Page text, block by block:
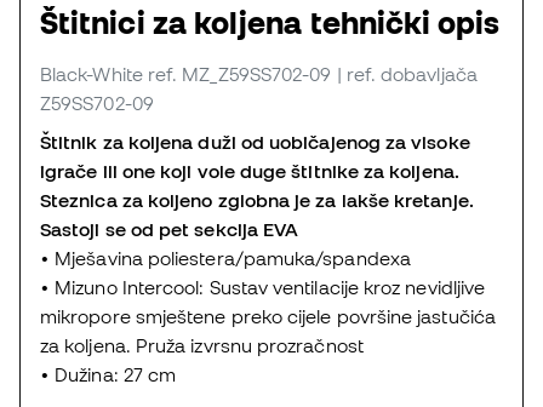
Štitnici za koljena tehnički opis
Black-White ref. MZ_Z59SS702-09 | ref. dobavljača
Z59SS702-09
Štitnik za koljena duži od uobičajenog za visoke
igrače ili one koji vole duge štitnike za koljena.
Steznica za koljeno zglobna je za lakše kretanje.
Sastoji se od pet sekcija EVA
• Mješavina poliestera/pamuka/spandexa
• Mizuno Intercool: Sustav ventilacije kroz nevidljive
mikropore smještene preko cijele površine jastučića
za koljena. Pruža izvrsnu prozračnost
• Dužina: 27 cm